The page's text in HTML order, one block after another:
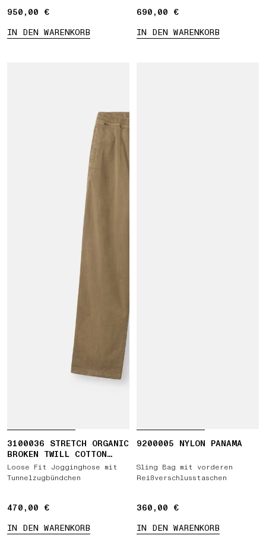
950,00 €
950,00 €
IN DEN WARENKORB
690,00 €
690,00 €
IN DEN WARENKORB
3100036 STRETCH ORGANIC
BROKEN TWILL COTTON
'OLD' EFFECT
Loose Fit Jogginghose mit
Tunnelzugbündchen
470,00 €
470,00 €
IN DEN WARENKORB
9200005 NYLON PANAMA
Sling Bag mit vorderen
Reißverschlusstaschen
360,00 €
360,00 €
IN DEN WARENKORB